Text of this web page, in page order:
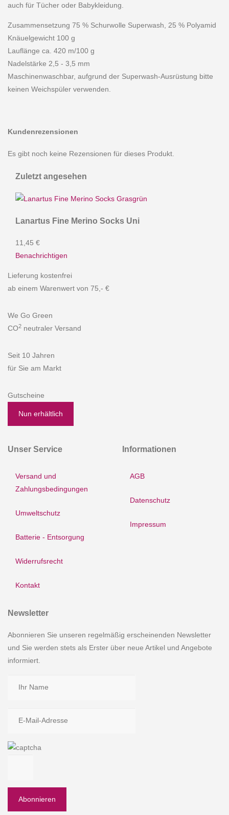
auch für Tücher oder Babykleidung.
Zusammensetzung 75 % Schurwolle Superwash, 25 % Polyamid
Knäuelgewicht 100 g
Lauflänge ca. 420 m/100 g
Nadelstärke 2,5 - 3,5 mm
Maschinenwaschbar, aufgrund der Superwash-Ausrüstung bitte
keinen Weichspüler verwenden.
Kundenrezensionen
Es gibt noch keine Rezensionen für dieses Produkt.
Zuletzt angesehen
Lanartus Fine Merino Socks Uni
11,45 €
Benachrichtigen
Lieferung kostenfrei
ab einem Warenwert von 75,- €
We Go Green
CO2 neutraler Versand
Seit 10 Jahren
für Sie am Markt
Gutscheine
Nun erhältlich
Unser Service
Versand und
Zahlungsbedingungen
Umweltschutz
Batterie - Entsorgung
Widerrufsrecht
Kontakt
Informationen
AGB
Datenschutz
Impressum
Newsletter
Abonnieren Sie unseren regelmäßig erscheinenden Newsletter
und Sie werden stets als Erster über neue Artikel und Angebote
informiert.